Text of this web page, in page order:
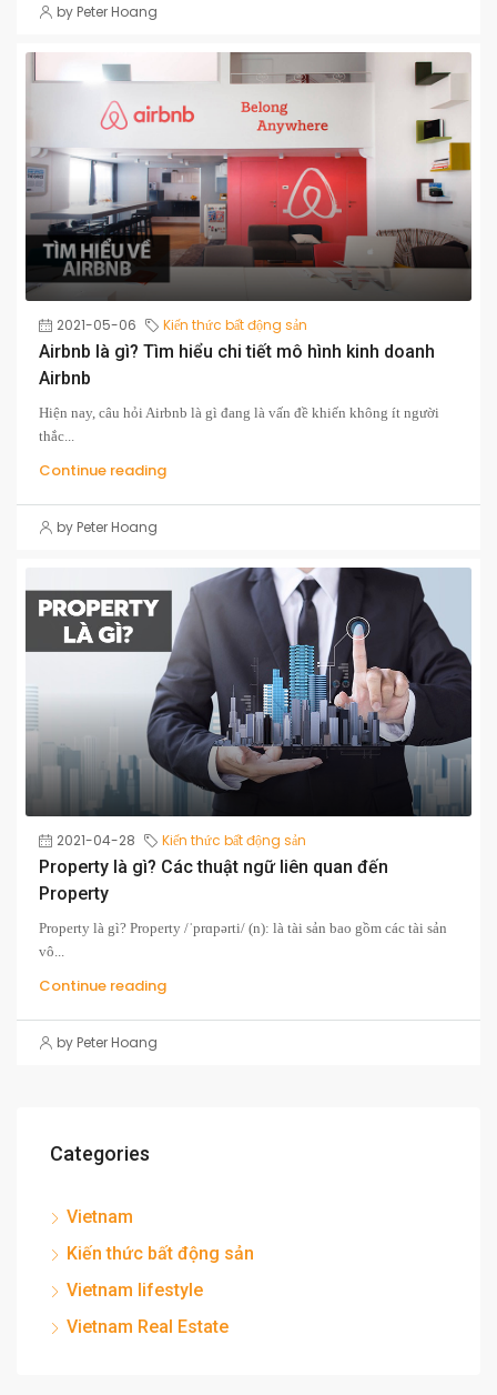
by Peter Hoang
2021-05-06 Kiến thức bất động sản
Airbnb là gì? Tìm hiểu chi tiết mô hình kinh doanh
Airbnb
Hiện nay, câu hỏi Airbnb là gì đang là vấn đề khiến không ít người
thắc...
Continue reading
by Peter Hoang
2021-04-28 Kiến thức bất động sản
Property là gì? Các thuật ngữ liên quan đến
Property
Property là gì? Property /ˈprɑpərti/ (n): là tài sản bao gồm các tài sản
vô...
Continue reading
by Peter Hoang
Categories
Vietnam
Kiến thức bất động sản
Vietnam lifestyle
Vietnam Real Estate